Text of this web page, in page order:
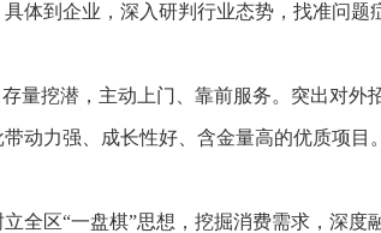
体到企业，深入研判行业态势，找准问
量挖潜，主动上门、靠前服务。突出对外
动力强、成长性好、含金量高的优质项目
全区“一盘棋”思想，挖掘消费需求，深